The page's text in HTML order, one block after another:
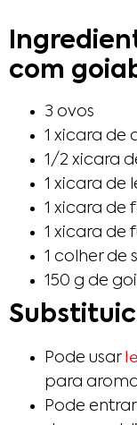
com
3 ovos
1 xicara de
1/2 xicara
1 xicara de
1 xicara de
1 xicara de
1 colher de
150 g de
Pode usar
para
Pode